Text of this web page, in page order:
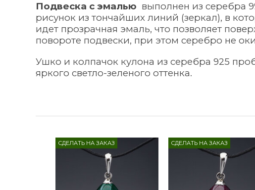
Подвеска с эмалью выполнен из серебра
рисунок из тончайших линий (зеркал), в
идет прозрачная эмаль, что позволяет
повороте подвески, при этом серебро не
Ушко и колпачок кулона из серебра 925
яркого светло-зеленого оттенка.
СДЕЛАТЬ НА ЗАКАЗ СДЕЛАТЬ НА ЗАКАЗ